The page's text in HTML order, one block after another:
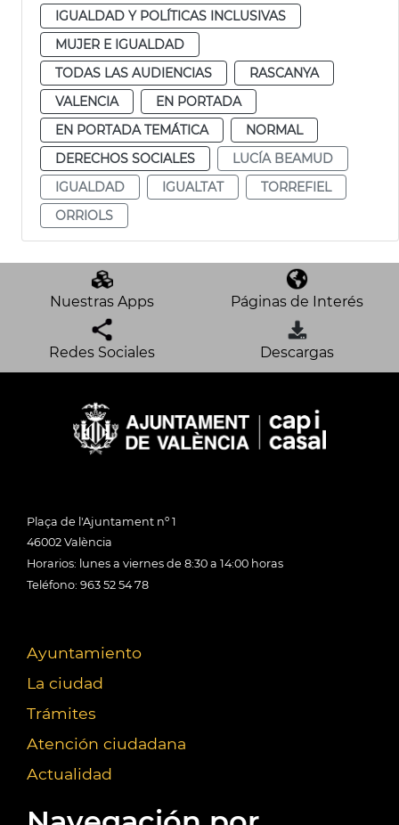
IGUALDAD Y POLÍTICAS INCLUSIVAS
MUJER E IGUALDAD
TODAS LAS AUDIENCIAS
RASCANYA
VALENCIA
EN PORTADA
EN PORTADA TEMÁTICA
NORMAL
DERECHOS SOCIALES
LUCÍA BEAMUD
IGUALDAD
IGUALTAT
TORREFIEL
ORRIOLS
Nuestras Apps Páginas de Interés
Redes Sociales Descargas
Plaça de l'Ajuntament nº 1
46002 València
Horarios: lunes a viernes de 8:30 a 14:00 horas
Teléfono: 963 52 54 78
Ayuntamiento
La ciudad
Trámites
Atención ciudadana
Actualidad